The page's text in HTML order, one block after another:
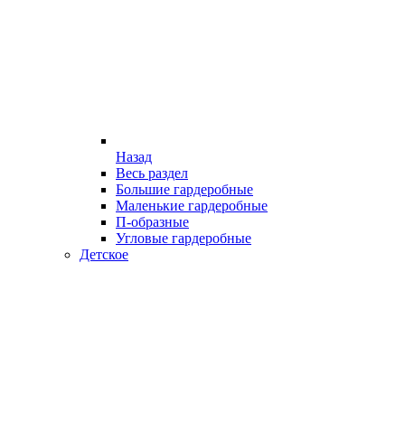
Назад
Весь раздел
Большие гардеробные
Маленькие гардеробные
П-образные
Угловые гардеробные
Детское